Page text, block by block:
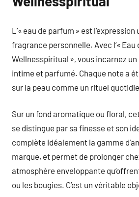
L’« eau de parfum » est
fragrance personnelle. Avec l’« Eau
Wellnesspiritual », vous incarnez
intime et parfumé. Chaque note a
sur la peau comme un rituel
Sur un fond aromatique ou floral,
se distingue par sa finesse et son
complète idéalement la gamme
marque, et permet de prolonger
atmosphère enveloppante
ou les bougies. C’est un véritable